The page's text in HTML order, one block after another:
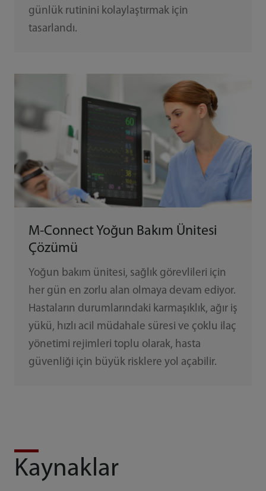
günlük rutinini kolaylaştırmak için
tasarlandı.
M-Connect Yoğun Bakım Ünitesi
Çözümü
Yoğun bakım ünitesi, sağlık görevlileri için
her gün en zorlu alan olmaya devam ediyor.
Hastaların durumlarındaki karmaşıklık, ağır iş
yükü, hızlı acil müdahale süresi ve çoklu ilaç
yönetimi rejimleri toplu olarak, hasta
güvenliği için büyük risklere yol açabilir.
Kaynaklar